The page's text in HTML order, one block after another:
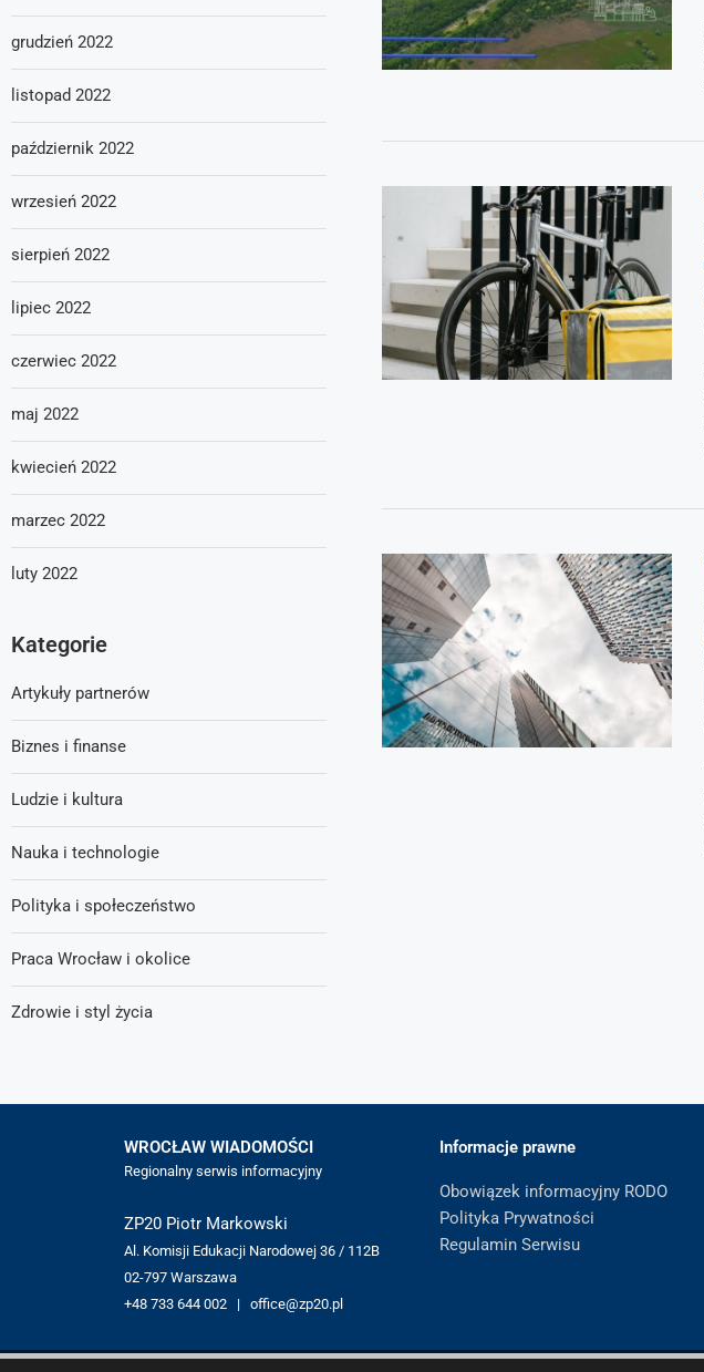
grudzień 2022
listopad 2022
październik 2022
wrzesień 2022
sierpień 2022
lipiec 2022
czerwiec 2022
maj 2022
kwiecień 2022
marzec 2022
luty 2022
Kategorie
Artykuły partnerów
Biznes i finanse
Ludzie i kultura
Nauka i technologie
Polityka i społeczeństwo
Praca Wrocław i okolice
Zdrowie i styl życia
WROCŁAW WIADOMOŚCI
Regionalny serwis informacyjny
ZP20 Piotr Markowski
Al. Komisji Edukacji Narodowej 36 / 112B
02-797 Warszawa
+48 733 644 002 | office@zp20.pl
Informacje prawne
Obowiązek informacyjny RODO
Polityka Prywatności
Regulamin Serwisu